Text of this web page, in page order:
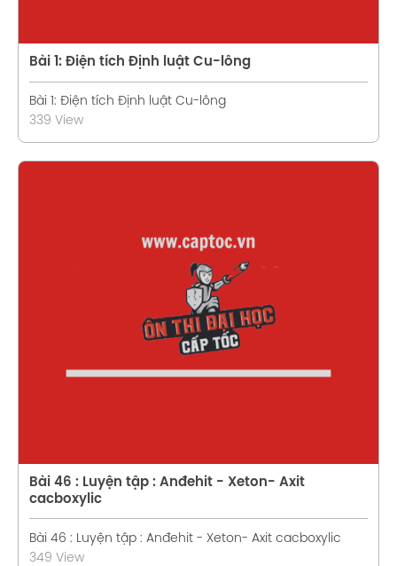
Bài 1: Điện tích Định luật Cu-lông
Bài 1: Điện tích Định luật Cu-lông
339 View
Xem chi tiết
Bài 46 : Luyện tập : Anđehit - Xeton- Axit
cacboxylic
Bài 46 : Luyện tập : Anđehit - Xeton- Axit cacboxylic
349 View